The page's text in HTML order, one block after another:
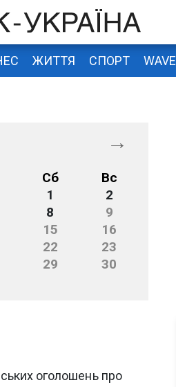
ЖИТТЯ СПОРТ WAVE
→
Сб
Вс
1
2
8
9
15
16
22
23
29
30
оголошень про